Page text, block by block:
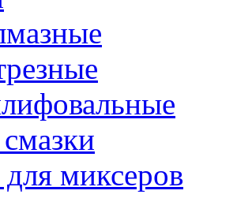
миксеров